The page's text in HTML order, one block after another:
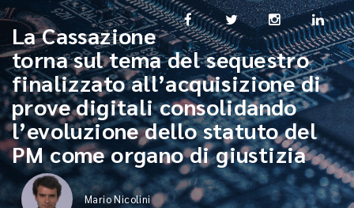
La Cassazione
torna sul tema del sequestro
finalizzato all’acquisizione di
prove digitali consolidando
l’evoluzione dello statuto del
PM come organo di giustizia
Mario Nicolini